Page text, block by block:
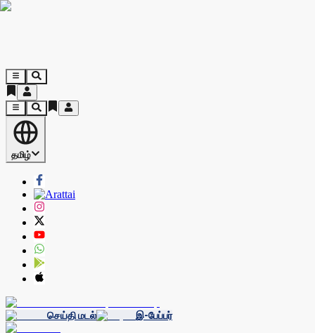
தமிழ்
செய்தி மடல் இ-பேப்பர்